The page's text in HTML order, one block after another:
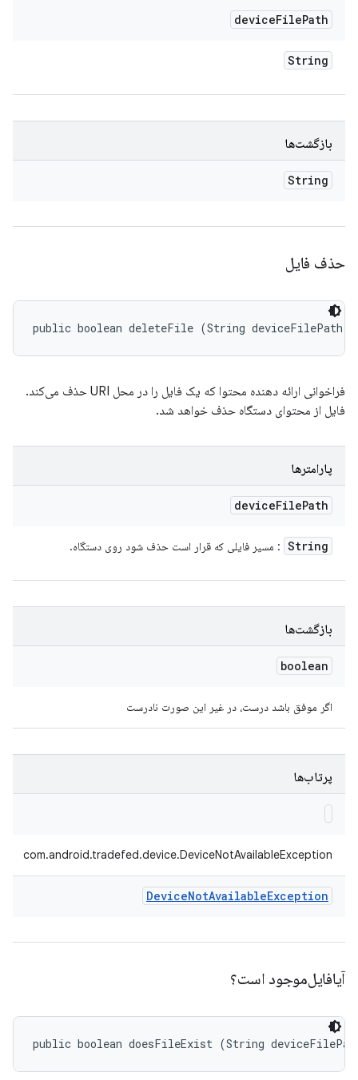
deviceFilePath
String
بازگشت‌ها
String
حذف فایل
public boolean deleteFile (String deviceFilePath)
فراخوانی ارائه دهنده محتوا که یک فایل را در محل URI حذف می‌کند.
فایل از محتوای دستگاه حذف خواهد شد.
پارامترها
deviceFilePath
String : مسیر فایلی که قرار است حذف شود روی دستگاه.
بازگشت‌ها
boolean
اگر موفق باشد درست، در غیر این صورت نادرست
پرتاب‌ها
com.android.tradefed.device.DeviceNotAvailableException
DeviceNotAvailableException
آیافایل‌موجود است؟
public boolean doesFileExist (String